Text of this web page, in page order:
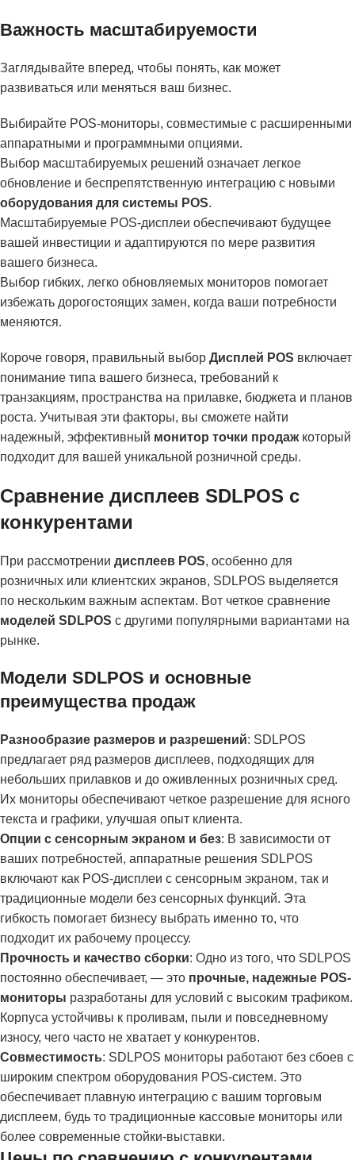
Важность масштабируемости
Заглядывайте вперед, чтобы понять, как может
развиваться или меняться ваш бизнес.
Выбирайте POS-мониторы, совместимые с расширенными
аппаратными и программными опциями.
Выбор масштабируемых решений означает легкое
обновление и беспрепятственную интеграцию с новыми
оборудования для системы POS.
Масштабируемые POS-дисплеи обеспечивают будущее
вашей инвестиции и адаптируются по мере развития
вашего бизнеса.
Выбор гибких, легко обновляемых мониторов помогает
избежать дорогостоящих замен, когда ваши потребности
меняются.
Короче говоря, правильный выбор Дисплей POS включает
понимание типа вашего бизнеса, требований к
транзакциям, пространства на прилавке, бюджета и планов
роста. Учитывая эти факторы, вы сможете найти
надежный, эффективный монитор точки продажкоторый
подходит для вашей уникальной розничной среды.
Сравнение дисплеев SDLPOS с
конкурентами
При рассмотрении дисплеев POS, особенно для
розничных или клиентских экранов, SDLPOS выделяется
по нескольким важным аспектам. Вот четкое сравнение
моделей SDLPOS с другими популярными вариантами на
рынке.
Модели SDLPOS и основные
преимущества продаж
Разнообразие размеров и разрешений: SDLPOS
предлагает ряд размеров дисплеев, подходящих для
небольших прилавков и до оживленных розничных сред.
Их мониторы обеспечивают четкое разрешение для ясного
текста и графики, улучшая опыт клиента.
Опции с сенсорным экраном и без: В зависимости от
ваших потребностей, аппаратные решения SDLPOS
включают как POS-дисплеи с сенсорным экраном, так и
традиционные модели без сенсорных функций. Эта
гибкость помогает бизнесу выбрать именно то, что
подходит их рабочему процессу.
Прочность и качество сборки: Одно из того, что SDLPOS
постоянно обеспечивает, — это прочные, надежные POS-
мониторы разработаны для условий с высоким трафиком.
Корпуса устойчивы к проливам, пыли и повседневному
износу, чего часто не хватает у конкурентов.
Совместимость: SDLPOS мониторы работают без сбоев с
широким спектром оборудования POS-систем. Это
обеспечивает плавную интеграцию с вашим торговым
дисплеем, будь то традиционные кассовые мониторы или
более современные стойки-выставки.